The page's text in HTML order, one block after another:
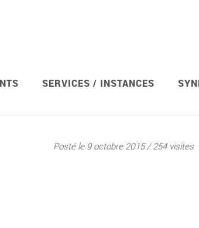
SERVICES / INSTANCES
Posté le 9 octobre 2015 / 254 visites